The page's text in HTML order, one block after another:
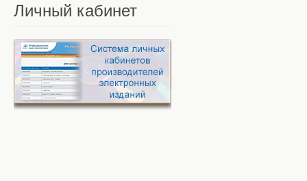
Личный кабинет